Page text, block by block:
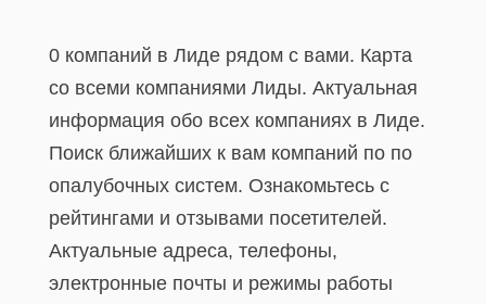
0 компаний в Лиде рядом с вами. Карта
со всеми компаниями Лиды. Актуальная
информация обо всех компаниях в Лиде.
Поиск ближайших к вам компаний по по
опалубочных систем. Ознакомьтесь с
рейтингами и отзывами посетителей.
Актуальные адреса, телефоны,
электронные почты и режимы работы